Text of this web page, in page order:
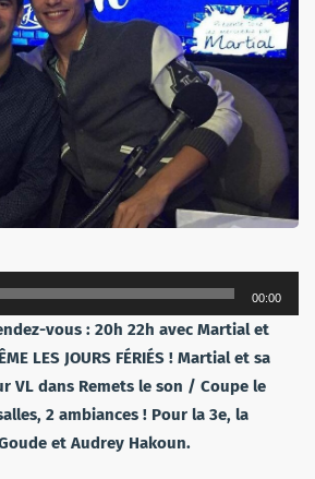
00:00
vous : 20h 22h avec Martial et
LES JOURS FÉRIÉS ! Martial et sa
VL dans Remets le son / Coupe le
2 ambiances ! Pour la 3e, la
et Audrey Hakoun.